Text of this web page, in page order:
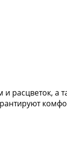
расцветок, а